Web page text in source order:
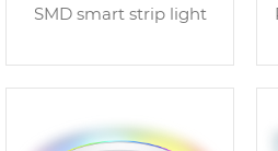
SMD smart strip light